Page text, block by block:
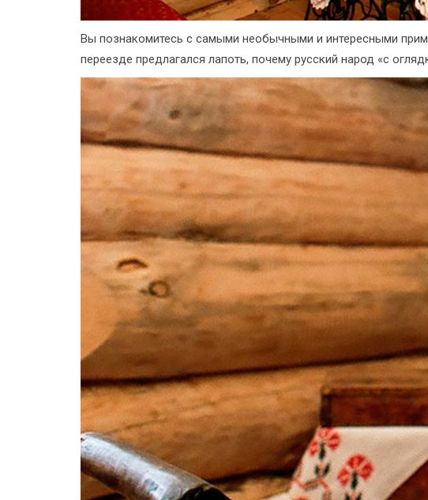
Вы познакомитесь с самыми необычными и интересными
переезде предлагался лапоть, почему русский народ «с